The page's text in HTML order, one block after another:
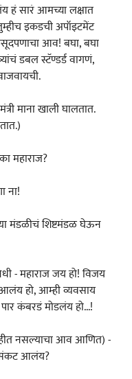
हं सारं आमच्या लक्षात
इकडची अपॉइटमेंट
आव! बघा, बघा
डबल स्टॅण्डर्ड वागणं,
माना खाली घालतात.
महाराज?
ना!
मंडळीचं शिष्टमंडळ घेऊन
- महाराज जय हो! विजय
हो, आम्ही व्यवसाय
कंबरडं मोडलंय हो...!
नसल्याचा आव आणित) -
आलंय?